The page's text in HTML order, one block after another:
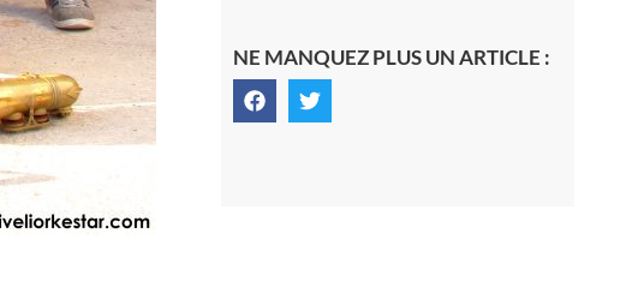
NE MANQUEZ PLUS UN ARTICLE :